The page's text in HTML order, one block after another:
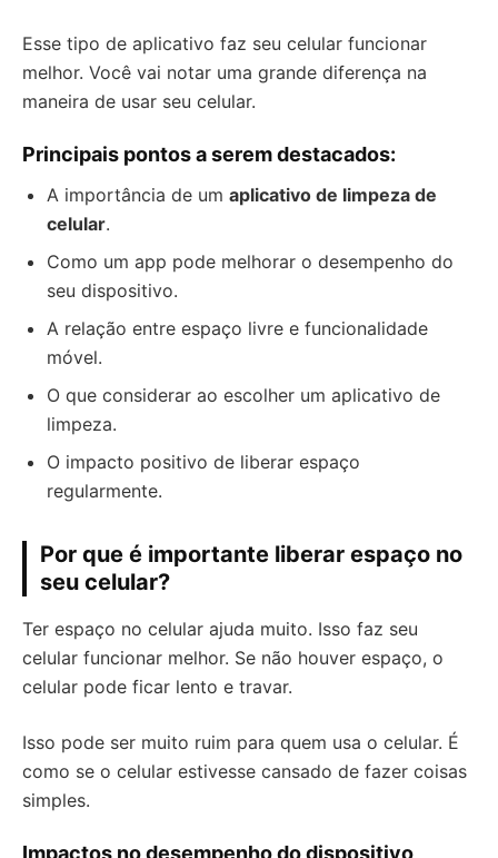
Esse tipo de aplicativo faz seu celular funcionar
melhor. Você vai notar uma grande diferença na
maneira de usar seu celular.
Principais pontos a serem destacados:
A importância de um aplicativo de limpeza de
celular.
Como um app pode melhorar o desempenho do
seu dispositivo.
A relação entre espaço livre e funcionalidade
móvel.
O que considerar ao escolher um aplicativo de
limpeza.
O impacto positivo de liberar espaço
regularmente.
Por que é importante liberar espaço no
seu celular?
Ter espaço no celular ajuda muito. Isso faz seu
celular funcionar melhor. Se não houver espaço, o
celular pode ficar lento e travar.
Isso pode ser muito ruim para quem usa o celular. É
como se o celular estivesse cansado de fazer coisas
simples.
Impactos no desempenho do dispositivo